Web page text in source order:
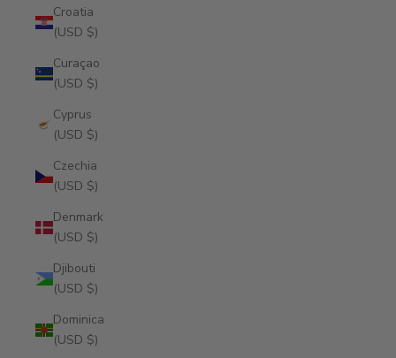
Croatia
(USD $)
Curaçao
(USD $)
Cyprus
(USD $)
Czechia
(USD $)
Denmark
(USD $)
Djibouti
(USD $)
Dominica
(USD $)